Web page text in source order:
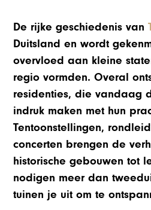
De rijke geschiedenis van
Duitsland en wordt
overvloed aan kleine
regio vormden. Overal
residenties, die vandaag
indruk maken met hun
Tentoonstellingen,
concerten brengen de
historische gebouwen tot
nodigen meer dan
tuinen je uit om te